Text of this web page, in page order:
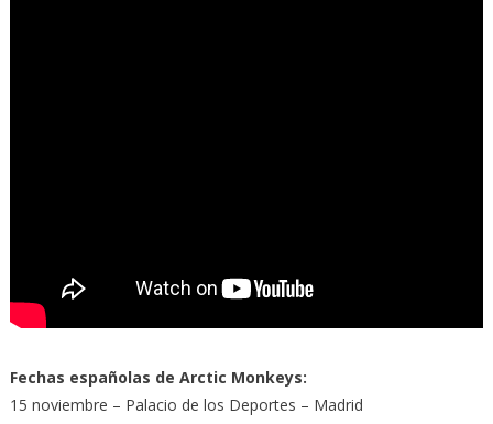
Fechas españolas de Arctic Monkeys:
15 noviembre – Palacio de los Deportes – Madrid